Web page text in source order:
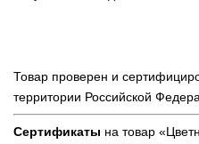
Товар проверен и
территории Российской
Сертификаты на товар